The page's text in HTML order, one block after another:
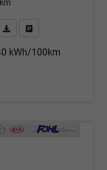
anfordern
Fahrzeugexpose (PDF)
kWh/100km